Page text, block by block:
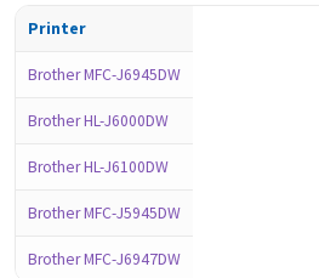
Printer
Brother MFC-J6945DW
Brother HL-J6000DW
Brother HL-J6100DW
Brother MFC-J5945DW
Brother MFC-J6947DW